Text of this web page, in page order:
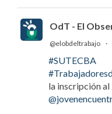
OdT - El
@elobdeltrabajo ·
#SUTECBA
la inscripción al